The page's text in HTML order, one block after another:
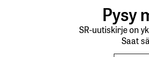
Pysy
SR-uutiskirje on
Saat